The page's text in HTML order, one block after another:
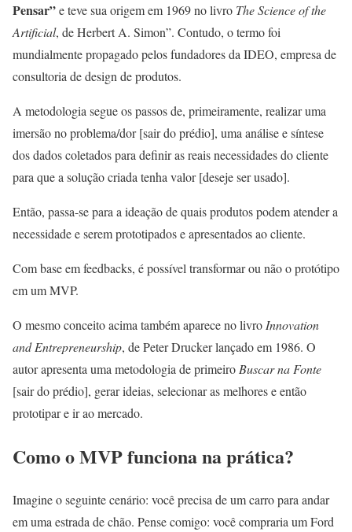
Pensar”e teve sua origem em 1969 no livro The Science of the
Artificial, de Herbert A. Simon”. Contudo, o termo foi
mundialmente propagado pelos fundadores da IDEO, empresa de
consultoria de design de produtos.
A metodologia segue os passos de, primeiramente, realizar uma
imersão no problema/dor [sair do prédio], uma análise e síntese
dos dados coletados para definir as reais necessidades do cliente
para que a solução criada tenha valor [deseje ser usado].
Então, passa-se para a ideação de quais produtos podem atender a
necessidade e serem prototipados e apresentados ao cliente.
Com base em feedbacks, é possível transformar ou não o protótipo
em um MVP.
O mesmo conceito acima também aparece no livroInnovation
and Entrepreneurship, de Peter Drucker lançado em 1986. O
autor apresenta uma metodologia de primeiroBuscar na Fonte
[sair do prédio], gerar ideias, selecionar as melhores e então
prototipar e ir ao mercado.
Como o MVP funciona na prática?
Imagine o seguinte cenário: você precisa de um carro para andar
em uma estrada de chão. Pense comigo: você compraria um Ford